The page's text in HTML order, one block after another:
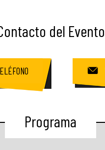
del Evento
Programa